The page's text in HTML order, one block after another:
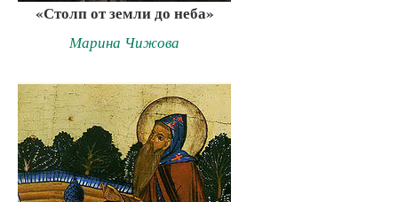
«Столп от земли до неба»
Марина Чижова